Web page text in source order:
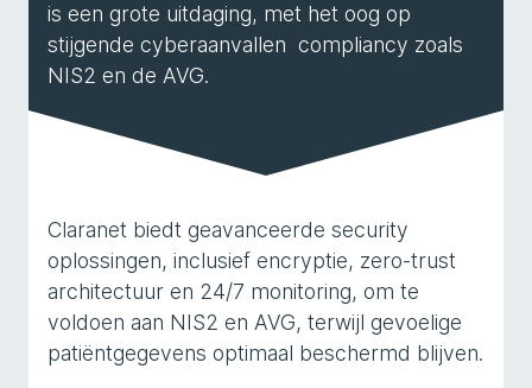
is een grote uitdaging, met het oog op
stijgende cyberaanvallen compliancy zoals
NIS2 en de AVG.
Claranet biedt geavanceerde security
oplossingen, inclusief encryptie, zero-trust
architectuur en 24/7 monitoring, om te
voldoen aan NIS2 en AVG, terwijl gevoelige
patiëntgegevens optimaal beschermd blijven.